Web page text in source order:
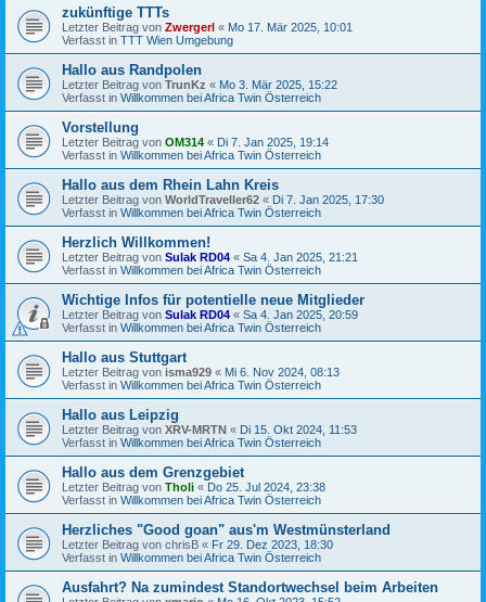
zukünftige TTTs
Letzter Beitrag von Zwergerl « Mo 17. Mär 2025, 10:01
Verfasst in TTT Wien Umgebung
Hallo aus Randpolen
Letzter Beitrag von TrunKz « Mo 3. Mär 2025, 15:22
Verfasst in Willkommen bei Africa Twin Österreich
Vorstellung
Letzter Beitrag von OM314 « Di 7. Jan 2025, 19:14
Verfasst in Willkommen bei Africa Twin Österreich
Hallo aus dem Rhein Lahn Kreis
Letzter Beitrag von WorldTraveller62 « Di 7. Jan 2025, 17:30
Verfasst in Willkommen bei Africa Twin Österreich
Herzlich Willkommen!
Letzter Beitrag von Sulak RD04 « Sa 4. Jan 2025, 21:21
Verfasst in Willkommen bei Africa Twin Österreich
Wichtige Infos für potentielle neue Mitglieder
Letzter Beitrag von Sulak RD04 « Sa 4. Jan 2025, 20:59
Verfasst in Willkommen bei Africa Twin Österreich
Hallo aus Stuttgart
Letzter Beitrag von isma929 « Mi 6. Nov 2024, 08:13
Verfasst in Willkommen bei Africa Twin Österreich
Hallo aus Leipzig
Letzter Beitrag von XRV-MRTN « Di 15. Okt 2024, 11:53
Verfasst in Willkommen bei Africa Twin Österreich
Hallo aus dem Grenzgebiet
Letzter Beitrag von Tholi « Do 25. Jul 2024, 23:38
Verfasst in Willkommen bei Africa Twin Österreich
Herzliches "Good goan" aus'm Westmünsterland
Letzter Beitrag von chrisB « Fr 29. Dez 2023, 18:30
Verfasst in Willkommen bei Africa Twin Österreich
Ausfahrt? Na zumindest Standortwechsel beim Arbeiten